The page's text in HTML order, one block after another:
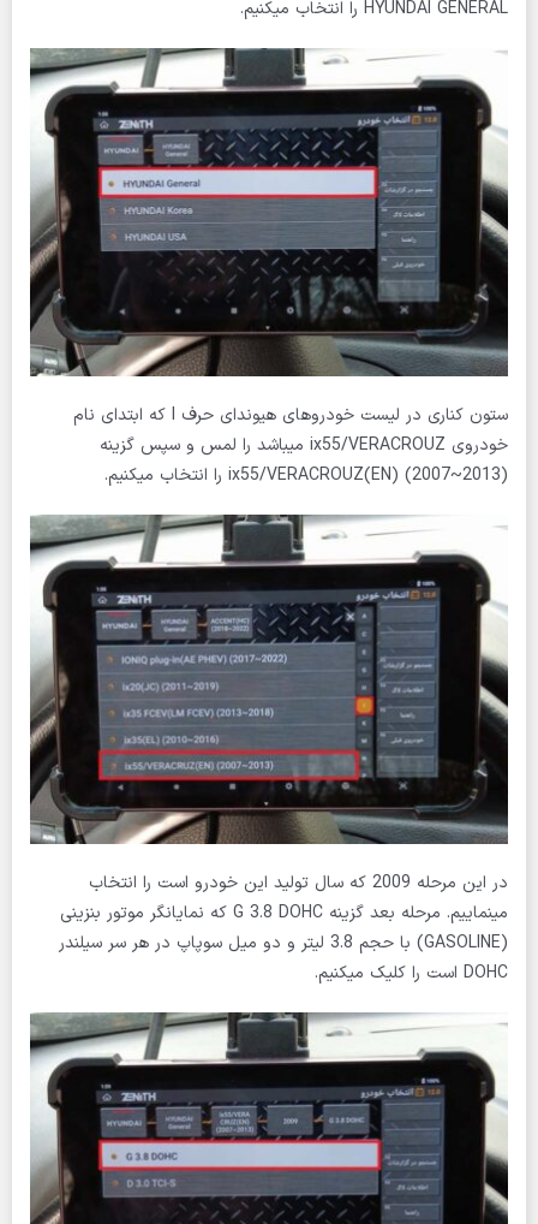
HYUNDAI GENERAL را انتخاب میکنیم.
ستون کناری در لیست خودروهای هیوندای حرف I که ابتدای نام
خودروی ix55/VERACROUZ میباشد را لمس و سپس گزینه
ix55/VERACROUZ(EN) (2007~2013) را انتخاب میکنیم.
در این مرحله 2009 که سال تولید این خودرو است را انتخاب
مینماییم. مرحله بعد گزینه G 3.8 DOHC که نمایانگر موتور بنزینی
(GASOLINE) با حجم 3.8 لیتر و دو میل سوپاپ در هر سر سیلندر
DOHC است را کلیک میکنیم.